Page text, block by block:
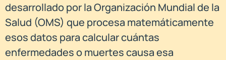
desarrollado por la Organización Mundial de la
Salud (OMS) que procesa matemáticamente
esos datos para calcular cuántas
enfermedades o muertes causa esa